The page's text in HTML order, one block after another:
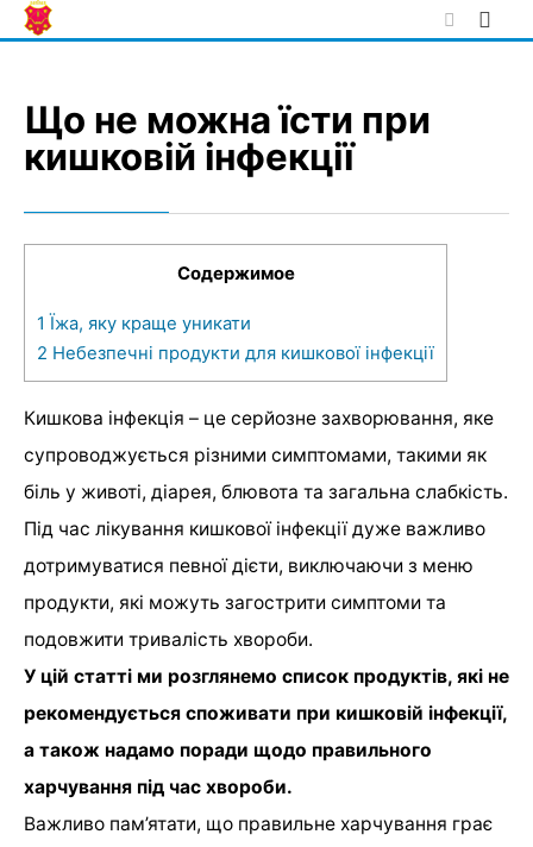
Skip
to
Що не можна їсти при
кишковій інфекції
Содержимое
1 Їжа, яку краще уникати
2 Небезпечні продукти для кишкової інфекції
Кишкова інфекція – це серйозне захворювання, яке
супроводжується різними симптомами, такими як
біль у животі, діарея, блювота та загальна слабкість.
Під час лікування кишкової інфекції дуже важливо
дотримуватися певної дієти, виключаючи з меню
продукти, які можуть загострити симптоми та
подовжити тривалість хвороби.
У цій статті ми розглянемо список продуктів, які не
рекомендується споживати при кишковій інфекції,
а також надамо поради щодо правильного
харчування під час хвороби.
Важливо пам’ятати, що правильне харчування грає